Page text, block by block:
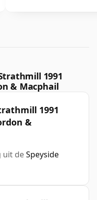
1991
& Macphail
1991
&
uit deSpeyside